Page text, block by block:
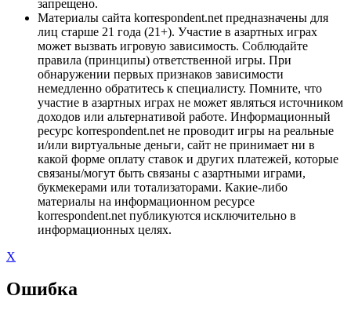
запрещено.
Материалы сайта korrespondent.net предназначены для
лиц старше 21 года (21+). Участие в азартных играх
может вызвать игровую зависимость. Соблюдайте
правила (принципы) ответственной игры. При
обнаружении первых признаков зависимости
немедленно обратитесь к специалисту. Помните, что
участие в азартных играх не может являться источником
доходов или альтернативой работе. Информационный
ресурс korrespondent.net не проводит игры на реальные
и/или виртуальные деньги, сайт не принимает ни в
какой форме оплату ставок и других платежей, которые
связаны/могут быть связаны с азартными играми,
букмекерами или тотализаторами. Какие-либо
материалы на информационном ресурсе
korrespondent.net публикуются исключительно в
информационных целях.
X
Ошибка